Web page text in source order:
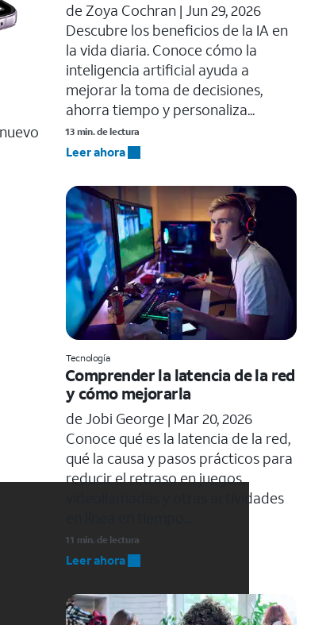
de Zoya Cochran | Jun 29, 2026
​​Descubre los beneficios de la IA en
la vida diaria. Conoce cómo la
inteligencia artificial ayuda a
mejorar la toma de decisiones,
ahorra tiempo y personaliza...
13 min. de lectura
Leer ahora
Tecnología
Comprender la latencia de la red
y cómo mejorarla
de Jobi George | Mar 20, 2026
Conoce qué es la latencia de la red,
qué la causa y pasos prácticos para
reducir el retraso en juegos,
videollamadas y otras actividades
11 min. de lectura
Leer ahora